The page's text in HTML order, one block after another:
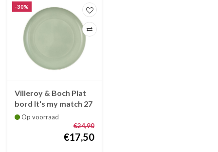
-30%
Villeroy & Boch Plat
bord It's my match 27
cm mineral
Op voorraad
€24,90
€17,50